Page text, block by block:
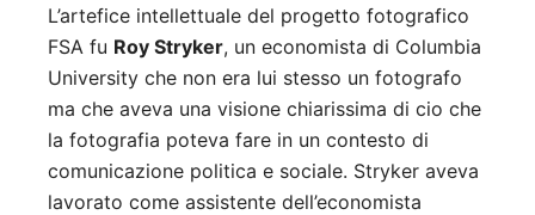
L’artefice intellettuale del progetto fotografico
FSA fu Roy Stryker, un economista di Columbia
University che non era lui stesso un fotografo
ma che aveva una visione chiarissima di cio che
la fotografia poteva fare in un contesto di
comunicazione politica e sociale. Stryker aveva
lavorato come assistente dell’economista